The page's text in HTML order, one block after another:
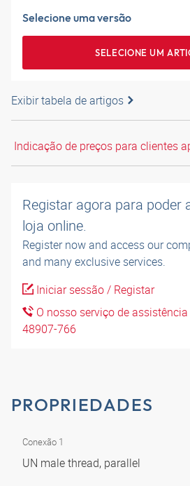
Selecione uma versão
SELECIONE UM
Exibir tabela de artigos
Indicação de preços para clientes
Registar agora para poder
loja online.
Register now and access our
and many exclusive services.
Iniciar sessão / Registar
O nosso serviço de
48907-766
PROPRIEDADES
Conexão 1
UN male thread, parallel